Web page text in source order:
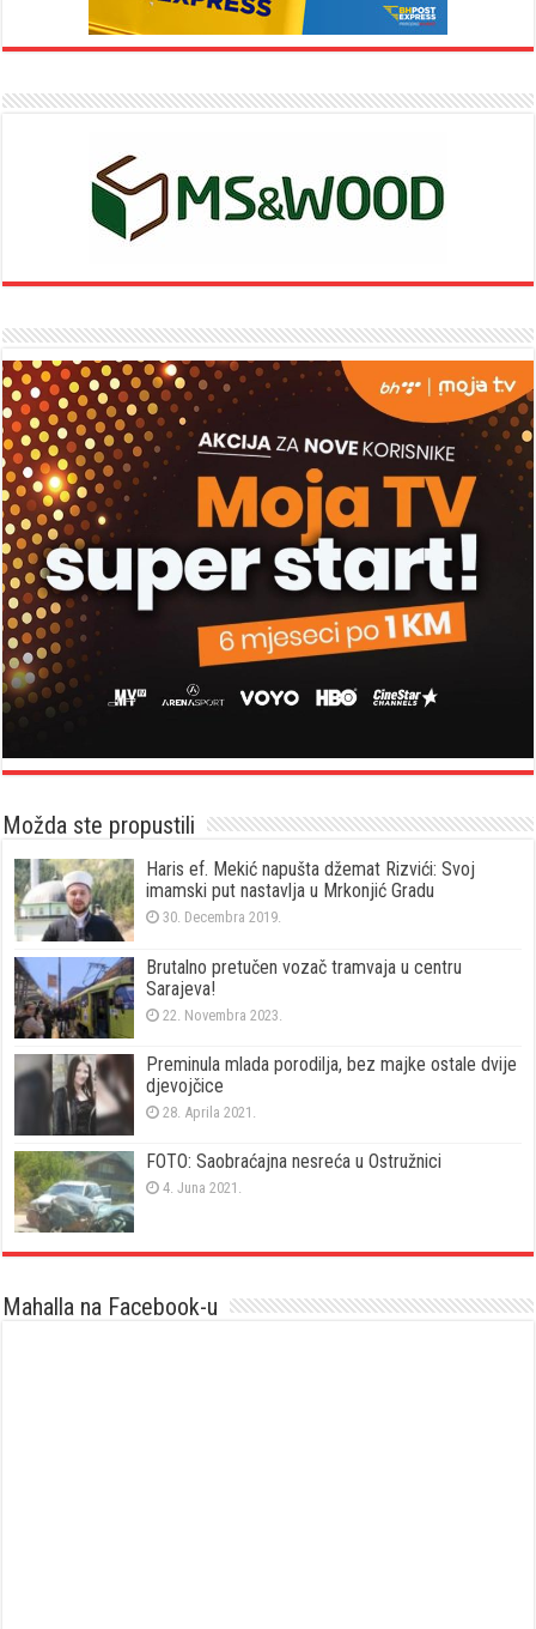
Možda ste propustili
Haris ef. Mekić napušta džemat Rizvići: Svoj
imamski put nastavlja u Mrkonjić Gradu
30. Decembra 2019.
Brutalno pretučen vozač tramvaja u centru
Sarajeva!
22. Novembra 2023.
Preminula mlada porodilja, bez majke ostale dvije
djevojčice
28. Aprila 2021.
FOTO: Saobraćajna nesreća u Ostružnici
4. Juna 2021.
Mahalla na Facebook-u